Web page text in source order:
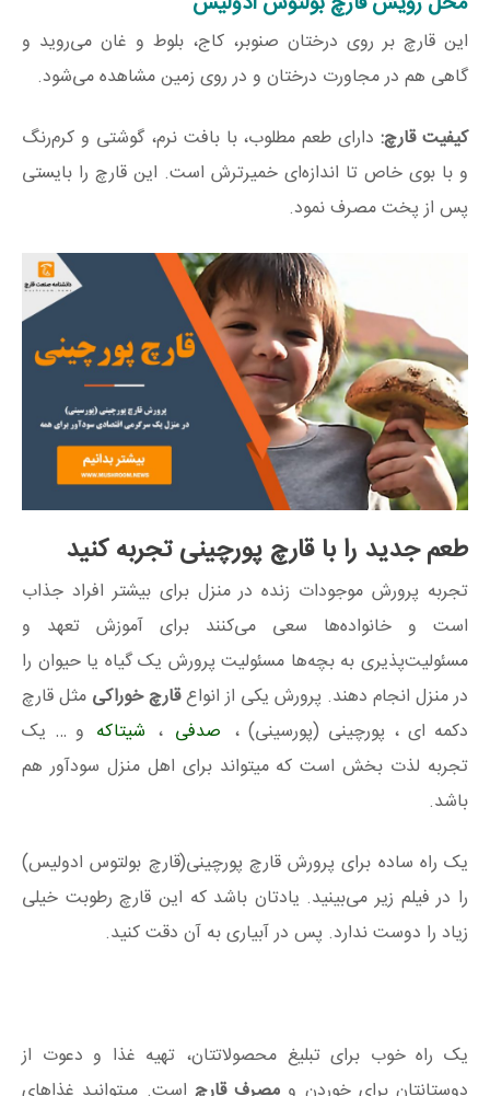
این قارچ بر روی درختان صنوبر، کاج، بلوط و غان می‌روید و
گاهی هم در مجاورت درختان و در روی زمین مشاهده می‌شود.
کیفیت قارچ:دارای طعم مطلوب، با بافت نرم، گوشتی و کرم‌رنگ
و با بوی خاص تا اندازه‌ای خمیرترش است. این قارچ را بایستی
پس از پخت مصرف نمود.
طعم جدید را با قارچ پورچینی تجربه کنید
تجربه پرورش موجودات زنده در منزل برای بیشتر افراد جذاب
است و خانواده‌ها سعی می‌کنند برای آموزش تعهد و
مسئولیت‌پذیری به بچه‌ها مسئولیت پرورش یک گیاه یا حیوان را
در منزل انجام دهند. پرورش یکی از انواعقارچ خوراکی مثل قارچ
دکمه ای ، پورچینی (پورسینی) ، صدفی ، شیتاکه و … یک
تجربه لذت بخش است که میتواند برای اهل منزل سودآور هم
باشد.
یک راه ساده برای پرورش قارچ پورچینی(قارچ بولتوس ادولیس)
را در فیلم زیر می‌بینید. یادتان باشد که این قارچ رطوبت خیلی
زیاد را دوست ندارد. پس در آبیاری به آن دقت کنید.
یک راه خوب برای تبلیغ محصولاتتان، تهیه غذا و دعوت از